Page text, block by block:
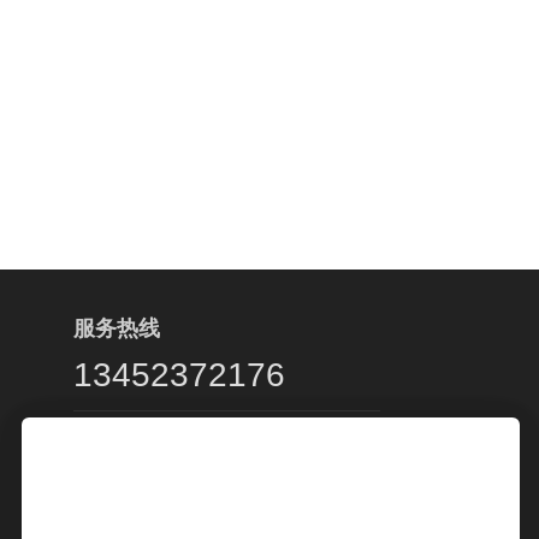
服务热线
13452372176